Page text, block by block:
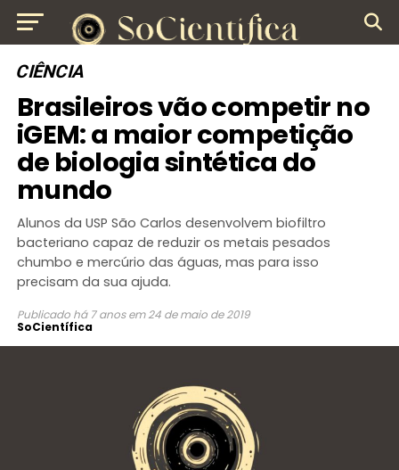
CIÊNCIA
Brasileiros vão competir no
iGEM: a maior competição
de biologia sintética do
mundo
Alunos da USP São Carlos desenvolvem biofiltro
bacteriano capaz de reduzir os metais pesados
chumbo e mercúrio das águas, mas para isso
precisam da sua ajuda.
Publicado há 7 anos em 24 de maio de 2019
SoCientífica